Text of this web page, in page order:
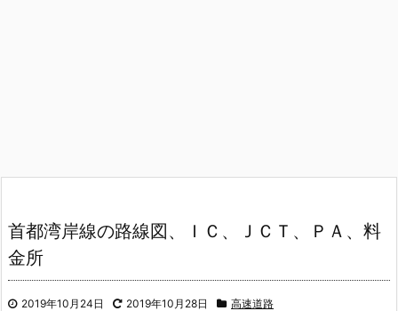
首都湾岸線の路線図、ＩＣ、ＪＣＴ、ＰＡ、料
金所
2019年10月24日 2019年10月28日 高速道路